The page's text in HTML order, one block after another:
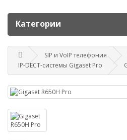
Наш адрес
г. Бишкек, ул. Матросова, 47
Посмотреть адрес в 2GIS
Категории
SIP и VoIP телефония
IP-DECT-системы Gigaset Pro